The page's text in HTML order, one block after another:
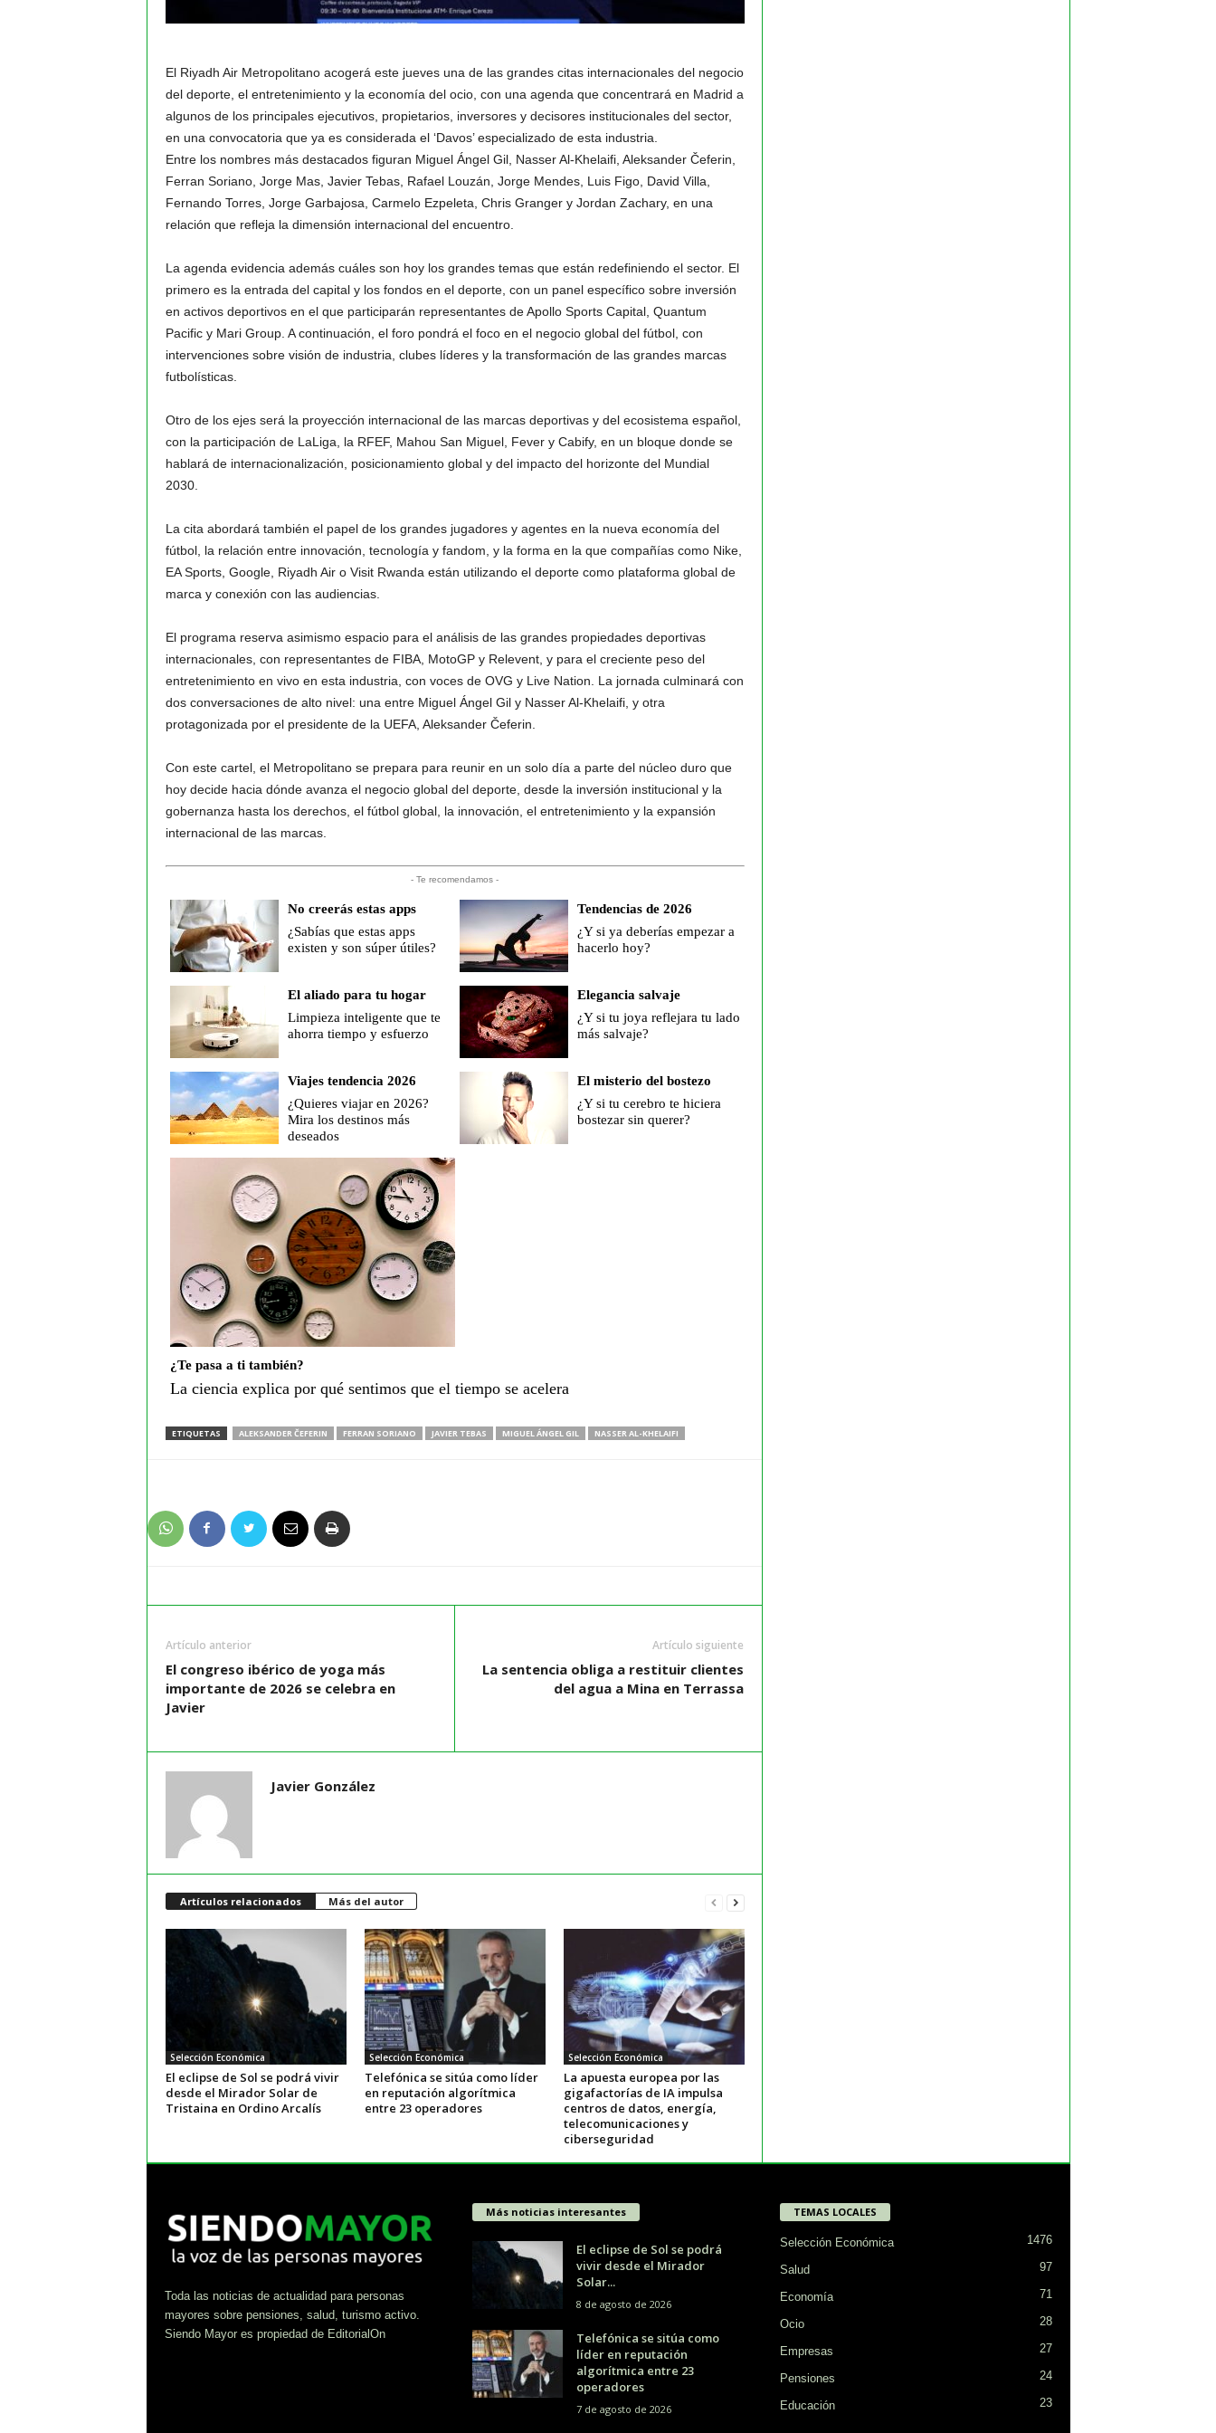
El Riyadh Air Metropolitano acogerá este jueves una de las grandes citas internacionales del negocio
del deporte, el entretenimiento y la economía del ocio, con una agenda que concentrará en Madrid a
algunos de los principales ejecutivos, propietarios, inversores y decisores institucionales del sector,
en una convocatoria que ya es considerada el ‘Davos’ especializado de esta industria.
Entre los nombres más destacados figuran Miguel Ángel Gil, Nasser Al-Khelaifi, Aleksander Čeferin,
Ferran Soriano, Jorge Mas, Javier Tebas, Rafael Louzán, Jorge Mendes, Luis Figo, David Villa,
Fernando Torres, Jorge Garbajosa, Carmelo Ezpeleta, Chris Granger y Jordan Zachary, en una
relación que refleja la dimensión internacional del encuentro.
La agenda evidencia además cuáles son hoy los grandes temas que están redefiniendo el sector. El
primero es la entrada del capital y los fondos en el deporte, con un panel específico sobre inversión
en activos deportivos en el que participarán representantes de Apollo Sports Capital, Quantum
Pacific y Mari Group. A continuación, el foro pondrá el foco en el negocio global del fútbol, con
intervenciones sobre visión de industria, clubes líderes y la transformación de las grandes marcas
futbolísticas.
Otro de los ejes será la proyección internacional de las marcas deportivas y del ecosistema español,
con la participación de LaLiga, la RFEF, Mahou San Miguel, Fever y Cabify, en un bloque donde se
hablará de internacionalización, posicionamiento global y del impacto del horizonte del Mundial
2030.
La cita abordará también el papel de los grandes jugadores y agentes en la nueva economía del
fútbol, la relación entre innovación, tecnología y fandom, y la forma en la que compañías como Nike,
EA Sports, Google, Riyadh Air o Visit Rwanda están utilizando el deporte como plataforma global de
marca y conexión con las audiencias.
El programa reserva asimismo espacio para el análisis de las grandes propiedades deportivas
internacionales, con representantes de FIBA, MotoGP y Relevent, y para el creciente peso del
entretenimiento en vivo en esta industria, con voces de OVG y Live Nation. La jornada culminará con
dos conversaciones de alto nivel: una entre Miguel Ángel Gil y Nasser Al-Khelaifi, y otra
protagonizada por el presidente de la UEFA, Aleksander Čeferin.
Con este cartel, el Metropolitano se prepara para reunir en un solo día a parte del núcleo duro que
hoy decide hacia dónde avanza el negocio global del deporte, desde la inversión institucional y la
gobernanza hasta los derechos, el fútbol global, la innovación, el entretenimiento y la expansión
internacional de las marcas.
- Te recomendamos -
No creerás estas apps
¿Sabías que estas apps
existen y son súper útiles?
Tendencias de 2026
¿Y si ya deberías empezar a
hacerlo hoy?
El aliado para tu hogar
Limpieza inteligente que te
ahorra tiempo y esfuerzo
Elegancia salvaje
¿Y si tu joya reflejara tu lado
más salvaje?
Viajes tendencia 2026
¿Quieres viajar en 2026?
Mira los destinos más
deseados
El misterio del bostezo
¿Y si tu cerebro te hiciera
bostezar sin querer?
¿Te pasa a ti también?
La ciencia explica por qué sentimos que el tiempo se acelera
ETIQUETAS ALEKSANDER ČEFERIN FERRAN SORIANO JAVIER TEBAS MIGUEL ÁNGEL GIL NASSER AL-KHELAIFI
Artículo anterior
El congreso ibérico de yoga más
importante de 2026 se celebra en
Javier
Artículo siguiente
La sentencia obliga a restituir clientes
del agua a Mina en Terrassa
Javier González
Artículos relacionados Más del autor
Selección Económica
El eclipse de Sol se podrá vivir
desde el Mirador Solar de
Tristaina en Ordino Arcalís
Selección Económica
Telefónica se sitúa como líder
en reputación algorítmica
entre 23 operadores
Selección Económica
La apuesta europea por las
gigafactorías de IA impulsa
centros de datos, energía,
telecomunicaciones y
ciberseguridad
Toda las noticias de actualidad para personas
mayores sobre pensiones, salud, turismo activo.
Siendo Mayor es propiedad de EditorialOn
Más noticias interesantes
El eclipse de Sol se podrá
vivir desde el Mirador
Solar...
8 de agosto de 2026
Telefónica se sitúa como
líder en reputación
algorítmica entre 23
operadores
7 de agosto de 2026
TEMAS LOCALES
Selección Económica 1476
Salud 97
Economía 71
Ocio 28
Empresas 27
Pensiones 24
Educación 23